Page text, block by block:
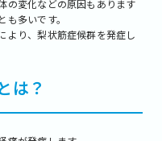
の変化などの原因もあります
多いです。
より、梨状筋症候群を発症し
は？